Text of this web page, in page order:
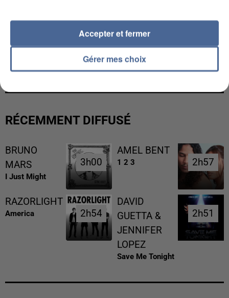
L’UN DES FONDATEURS SUPPOSÉS DE LA DZ
MAFIA INTERPELLÉ EN ALGÉRIE
RÉCEMMENT DIFFUSÉ
BRUNO
MARS
I Just Might
3h00
3h00
AMEL BENT
1 2 3 2h57
2h57
RAZORLIGHT
America 2h54
2h54
DAVID
GUETTA &
JENNIFER
LOPEZ
Save Me Tonight
2h51
2h51
Gérer mes choix
Accepter et fermer